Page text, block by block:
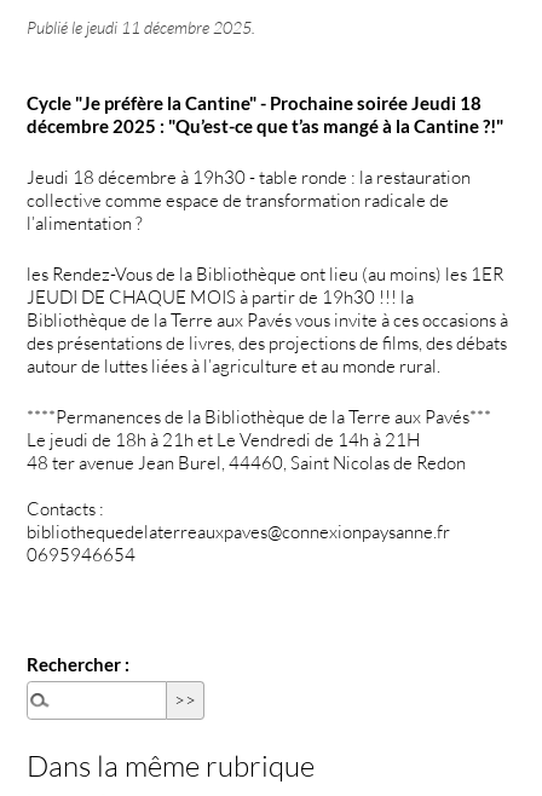
Publié le jeudi 11 décembre 2025
Cycle "Je préfère la Cantine" - Prochaine soirée Jeudi 18
décembre 2025 : "Qu’est-ce que t’as mangé à la Cantine ?!"
Jeudi 18 décembre à 19h30 - table ronde : la restauration
collective comme espace de transformation radicale de
l’alimentation ?
les Rendez-Vous de la Bibliothèque ont lieu (au moins) les 1ER
JEUDI DE CHAQUE MOIS à partir de 19h30 !!! la
Bibliothèque de la Terre aux Pavés vous invite à ces occasions à
des présentations de livres, des projections de films, des débats
autour de luttes liées à l’agriculture et au monde rural.
****Permanences de la Bibliothèque de la Terre aux Pavés***
Le jeudi de 18h à 21h et Le Vendredi de 14h à 21H
48 ter avenue Jean Burel, 44460, Saint Nicolas de Redon
Contacts :
bibliothequedelaterreauxpaves@connexionpaysanne.fr
0695946654
Rechercher :
Dans la même rubrique